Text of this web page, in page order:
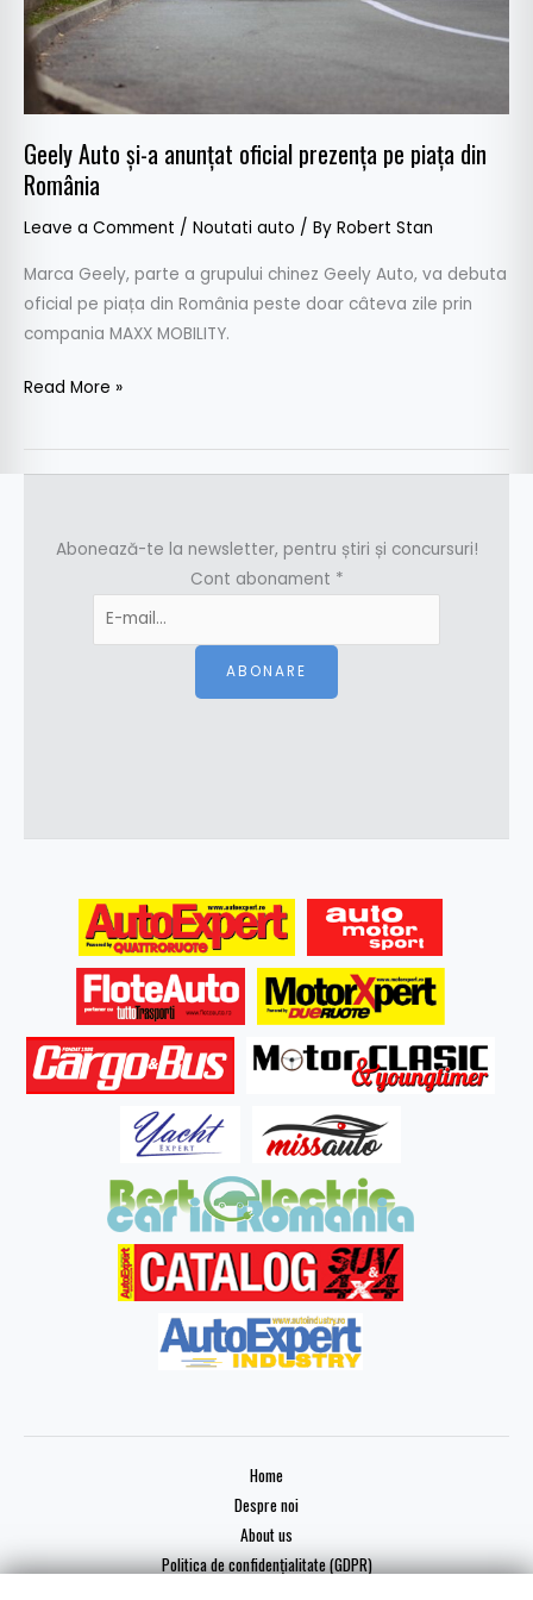
Geely Auto și-a anunțat oficial prezența pe piața din
România
Leave a Comment / Noutati auto / By Robert Stan
Marca Geely, parte a grupului chinez Geely Auto, va debuta
oficial pe piața din România peste doar câteva zile prin
compania MAXX MOBILITY.
pe
piața
din
România
Read More »
Abonează-te la newsletter, pentru știri și concursuri!
Cont abonament *
ABONARE
Home
Despre noi
About us
Politica de confidențialitate (GDPR)